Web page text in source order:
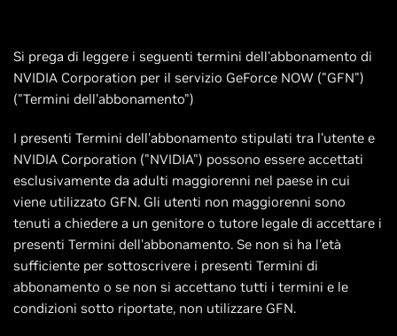
Si prega di leggere i seguenti termini dell'abbonamento di
NVIDIA Corporation per il servizio GeForce NOW ("GFN")
("Termini dell'abbonamento")
I presenti Termini dell'abbonamento stipulati tra l'utente e
NVIDIA Corporation ("NVIDIA") possono essere accettati
esclusivamente da adulti maggiorenni nel paese in cui
viene utilizzato GFN. Gli utenti non maggiorenni sono
tenuti a chiedere a un genitore o tutore legale di accettare i
presenti Termini dell'abbonamento. Se non si ha l'età
sufficiente per sottoscrivere i presenti Termini di
abbonamento o se non si accettano tutti i termini e le
condizioni sotto riportate, non utilizzare GFN.